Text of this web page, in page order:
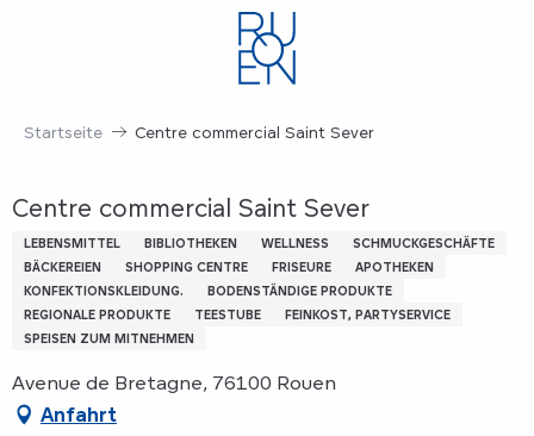
Startseite Centre commercial Saint Sever
Centre commercial Saint Sever
LEBENSMITTEL BIBLIOTHEKEN WELLNESS
SCHMUCKGESCHÄFTE
BÄCKEREIEN
SHOPPING CENTRE FRISEURE
APOTHEKEN
KONFEKTIONSKLEIDUNG.
BODENSTÄNDIGE PRODUKTE
REGIONALE PRODUKTE
TEESTUBE
FEINKOST, PARTYSERVICE
SPEISEN ZUM MITNEHMEN
Avenue de Bretagne, 76100 Rouen
Anfahrt